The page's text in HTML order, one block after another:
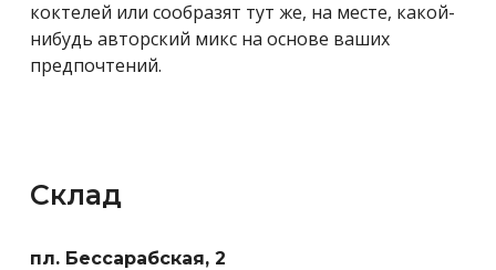
коктелей или сообразят тут же, на месте, какой-
нибудь авторский микс на основе ваших
предпочтений.
Склад
пл. Бессарабская, 2